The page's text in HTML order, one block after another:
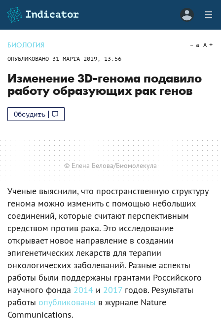
БИОЛОГИЯ
ОПУБЛИКОВАНО 31 МАРТА 2019, 13:56
a A
Изменение 3D-генома подавило
работу образующих рак генов
Обсудить
© Елена Белова/Биомолекула
Ученые выяснили, что пространственную структуру
генома можно изменить с помощью небольших
соединений, которые считают перспективным
средством против рака. Это исследование
открывает новое направление в создании
эпигенетических лекарств для терапии
онкологических заболеваний. Разные аспекты
работы были поддержаны грантами Российского
научного фонда 2014 и 2017 годов. Результаты
работы опубликованы в журнале Nature
Communications.